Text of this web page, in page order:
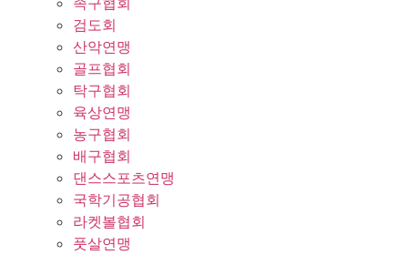
검도회
산악연맹
골프협회
탁구협회
육상연맹
농구협회
배구협회
댄스스포츠연맹
국학기공협회
라켓볼협회
풋살연맹